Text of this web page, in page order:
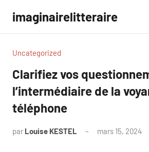
contenu
imaginairelitteraire
Uncategorized
Clarifiez vos
l’intermédiaire de la
téléphone
par Louise KESTEL mars 15, 2024